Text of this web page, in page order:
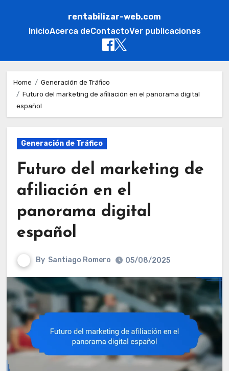
rentabilizar-web.com
InicioAcerca deContactoVer publicaciones
content
Home
Generación de Tráfico
Futuro del marketing de afiliación en el panorama digital
español
Generación de Tráfico
Futuro del marketing de
afiliación en el
panorama digital
español
By Santiago Romero 05/08/2025